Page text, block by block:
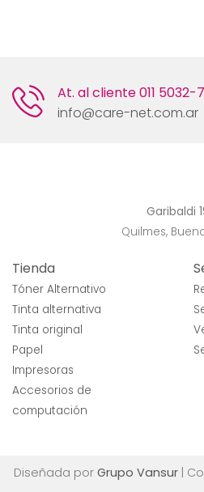
At. al cliente011 5032-
info@care-net.com.ar
Garibaldi
Quilmes,
Tienda
Tóner Alternativo
Tinta alternativa
Tinta original
Papel
Impresoras
Accesorios de
computación
Diseñada por Grupo Vansur |